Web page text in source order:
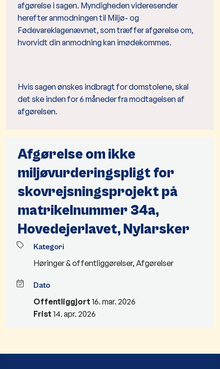
afgørelse i sagen. Myndigheden videresender
herefter anmodningen til Miljø- og
Fødevareklagenævnet, som træffer afgørelse om,
hvorvidt din anmodning kan imødekommes.
Hvis sagen ønskes indbragt for domstolene, skal
det ske inden for 6 måneder fra modtagelsen af
afgørelsen.
Afgørelse om ikke
miljøvurderingspligt for
skovrejsningsprojekt på
matrikelnummer 34a,
Hovedejerlavet, Nylarsker
Kategori
Høringer & offentliggørelser,Afgørelser
Dato
Offentliggjort 16. mar. 2026
Frist 14. apr. 2026